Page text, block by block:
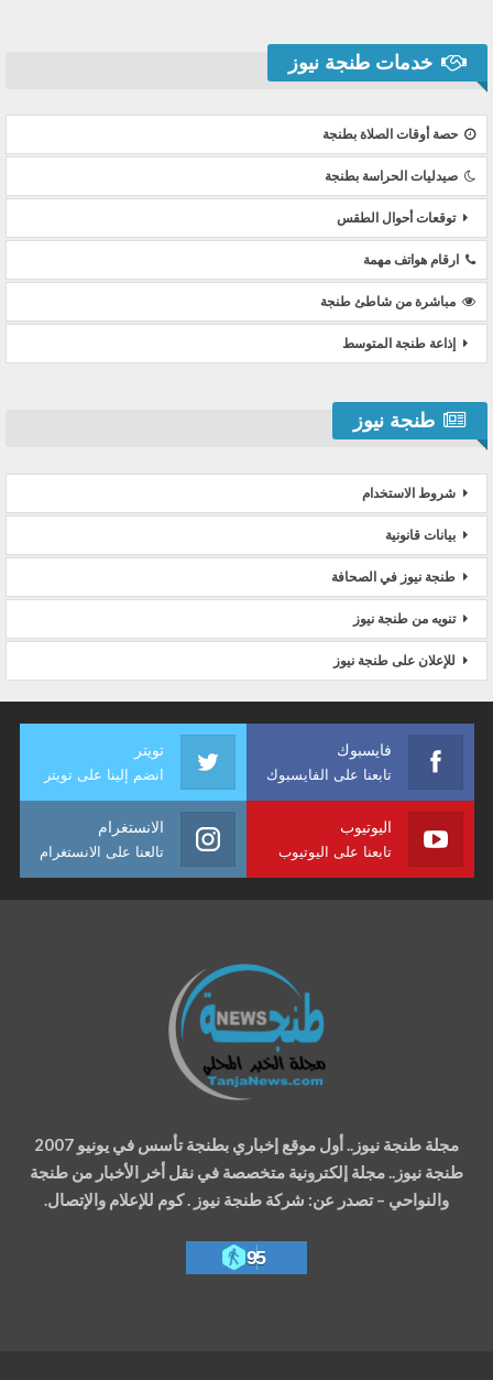
خدمات طنجة نيوز
حصة أوقات الصلاة بطنجة
صيدليات الحراسة بطنجة
توقعات أحوال الطقس
ارقام هواتف مهمة
مباشرة من شاطئ طنجة
إذاعة طنجة المتوسط
طنجة نيوز
شروط الاستخدام
بيانات قانونية
طنجة نيوز في الصحافة
تنويه من طنجة نيوز
للإعلان على طنجة نيوز
فايسبوك
تابعنا على الفايسبوك
تويتر
انضم إلينا على تويتر
اليوتيوب
تابعنا على اليوتيوب
الانستغرام
تالعنا على الانستغرام
مجلة طنجة نيوز.. أول موقع إخباري بطنجة تأسس في يونيو 2007
طنجة نيوز.. مجلة إلكترونية متخصصة في نقل أخر الأخبار من طنجة
والنواحي – تصدر عن: شركة طنجة نيوز . كوم للإعلام والإتصال.
95